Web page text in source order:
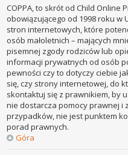
COPPA, to skrót od Child Online
obowiązującego od 1998 roku w
stron internetowych, które
osób małoletnich – mających
pisemnej zgody rodziców lub
informacji prywatnych od osób
pewności czy to dotyczy ciebie
się, czy strony internetowej, do
skontaktuj się z prawnikiem, by
nie dostarcza pomocy prawnej i
przypadków, nie jest punktem
porad prawnych.
Góra